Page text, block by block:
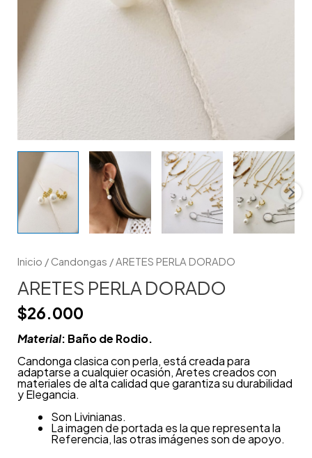
Inicio / Candongas / ARETES PERLA DORADO
ARETES PERLA DORADO
$26.000
Material: Baño de Rodio.
Candonga clasica con perla, está creada para
adaptarse a cualquier ocasión, Aretes creados con
materiales de alta calidad que garantiza su durabilidad
y Elegancia.
Son Livinianas.
La imagen de portada es la que representa la
Referencia, las otras imágenes son de apoyo.